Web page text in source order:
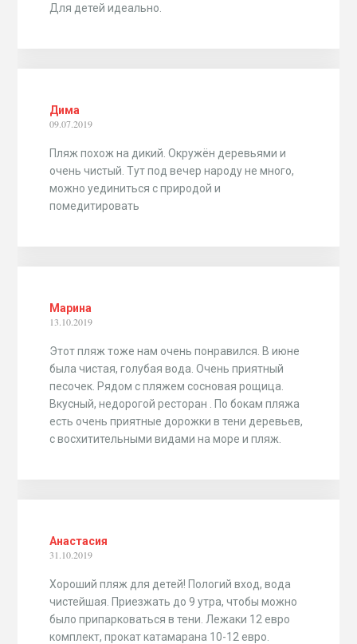
Для детей идеально.
Дима
09.07.2019
Пляж похож на дикий. Окружён деревьями и
очень чистый. Тут под вечер народу не много,
можно уединиться с природой и
помедитировать
Марина
13.10.2019
Этот пляж тоже нам очень понравился. В июне
была чистая, голубая вода. Очень приятный
песочек. Рядом с пляжем сосновая рощица.
Вкусный, недорогой ресторан . По бокам пляжа
есть очень приятные дорожки в тени деревьев,
с восхитительными видами на море и пляж.
Анастасия
31.10.2019
Хороший пляж для детей! Пологий вход, вода
чистейшая. Приезжать до 9 утра, чтобы можно
было припарковаться в тени. Лежаки 12 евро
комплект, прокат катамарана 10-12 евро.